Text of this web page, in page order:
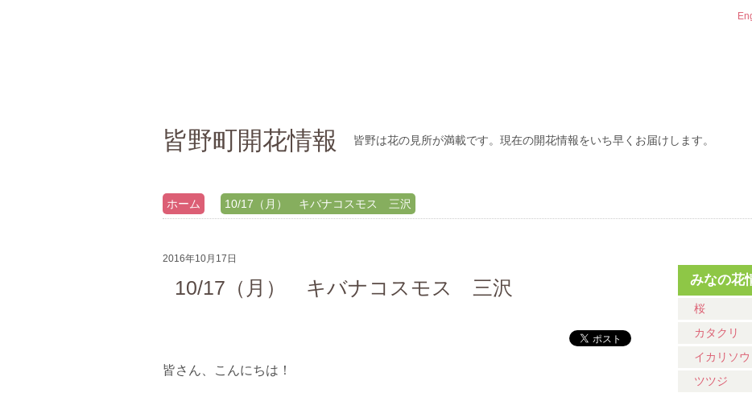
皆野町開花情報 皆野は花の見所が満載です。現在の開花情報をいち早くお届けします。
ホーム 10/17（月） キバナコスモス 三沢
みなの花
桜
カタクリ
イカリソウ
ツツジ
2016年10月17日
10/17（月） キバナコスモス 三沢
皆さん、こんにちは！